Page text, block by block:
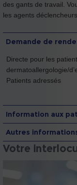
des gants de travail.
les agents
Demande de
Directe pour les
dermatoallergologie/
Patients adressés
Information aux
Autres
Votre